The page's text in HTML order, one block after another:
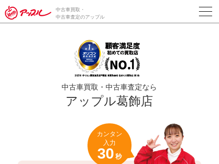
/*ABテスト_新規査定フォームの為のCVボタン*/
中古車買取・
中古車査定のアップル
中古車買取・中古車査定なら
アップル葛飾店
カンタン
入力
30 秒